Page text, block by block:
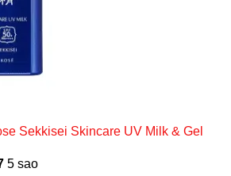
Sekkisei Skincare UV Milk & Gel
5 sao